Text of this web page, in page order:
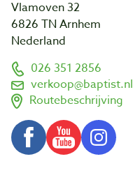
Vlamoven 32
6826 TN Arnhem
Nederland
026 351 2856
verkoop@baptist.nl
Routebeschrijving